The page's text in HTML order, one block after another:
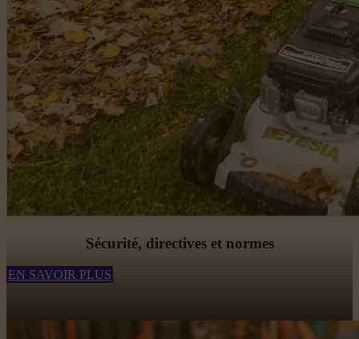
Sécurité, directives et normes
EN SAVOIR PLUS